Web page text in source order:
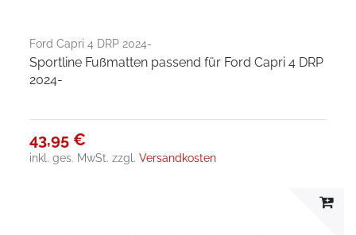
Ford Capri 4 DRP 2024-
Sportline Fußmatten passend für Ford Capri 4 DRP
2024-
43,95 €
inkl. ges. MwSt. zzgl.Versandkosten